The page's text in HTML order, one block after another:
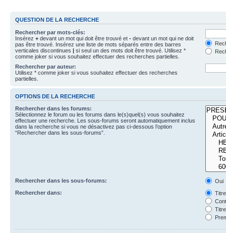
QUESTION DE LA RECHERCHE
Rechercher par mots-clés:
Insérez + devant un mot qui doit être trouvé et - devant un mot qui ne doit
pas être trouvé. Insérez une liste de mots séparés entre des barres
verticales discontinues | si seul un des mots doit être trouvé. Utilisez *
comme joker si vous souhaitez effectuer des recherches partielles.
Rechercher par auteur:
Utilisez * comme joker si vous souhaitez effectuer des recherches
partielles.
OPTIONS DE LA RECHERCHE
Rechercher dans les forums:
Sélectionnez le forum ou les forums dans le(s)quel(s) vous souhaitez
effectuer une recherche. Les sous-forums seront automatiquement inclus
dans la recherche si vous ne désactivez pas ci-dessous l’option
“Rechercher dans les sous-forums”.
Rechercher dans les sous-forums:
Oui
Rechercher dans: